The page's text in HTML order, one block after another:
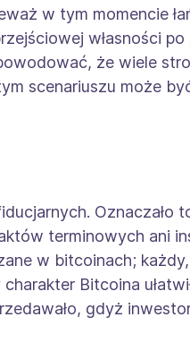
w tym momencie
własności
że wiele
scenariuszu może
Oznaczało
terminowych ani
w bitcoinach; każdy,
Bitcoina
gdyż